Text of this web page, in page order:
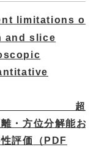
limitations of
and slice
超音
・方位分解能お
評価 （PDF